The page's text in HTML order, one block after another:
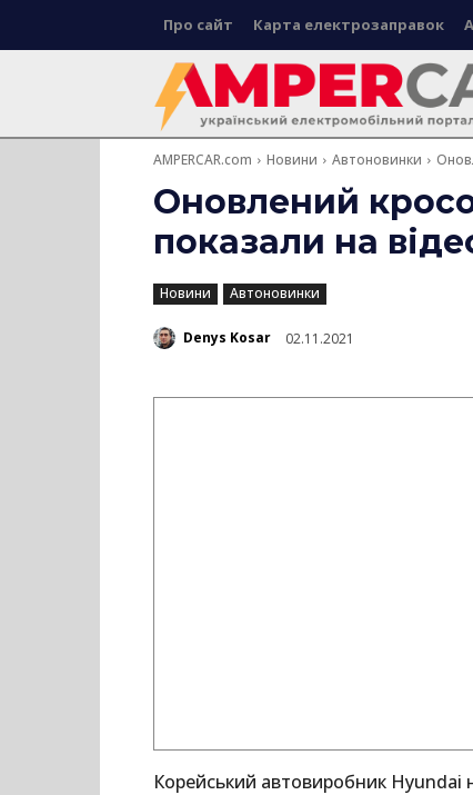
Про сайт Карта електрозаправок
AMPERCAR.com Новини Автоновинки
Оновлений
показали на
Новини Автоновинки
Denys Kosar 02.11.2021
Корейський автовиробник